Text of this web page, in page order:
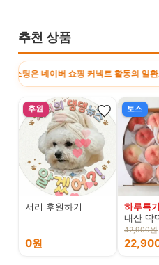
추천 상품
, 판매 발생 시 수수료를 제공받
후원
서리 후원하기
0원
토스
하루특
내산 딱
대과,
42,900원